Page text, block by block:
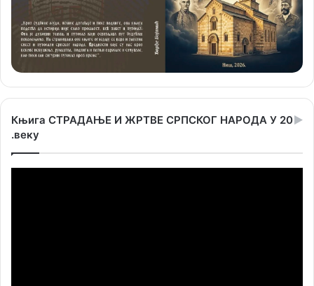
Књига СТРАДАЊЕ И ЖРТВЕ СРПСКОГ НАРОДА У 20
.веку